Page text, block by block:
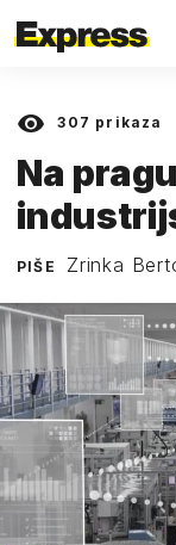
307 prikaza
Na
PIŠE Zrinka